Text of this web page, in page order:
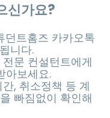
신가요?
던트홈즈 카카오톡
니다.
문 컨설턴트에게
아보세요.
, 취소정책 등 계
빠짐없이 확인해